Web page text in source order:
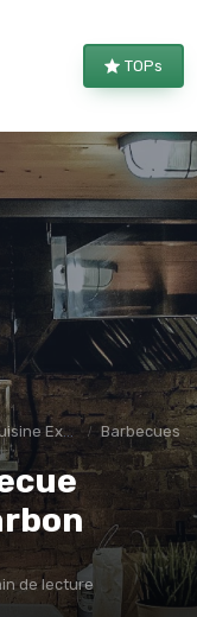
TOPs
Extérieure Barbecues
de lecture